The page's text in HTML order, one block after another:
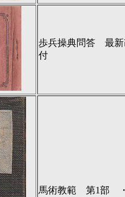
歩兵操典問答 最
付
馬術教範 第1部